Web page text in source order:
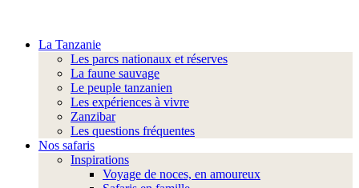
La Tanzanie
Les parcs nationaux et réserves
La faune sauvage
Le peuple tanzanien
Les expériences à vivre
Zanzibar
Les questions fréquentes
Nos safaris
Inspirations
Voyage de noces, en amoureux